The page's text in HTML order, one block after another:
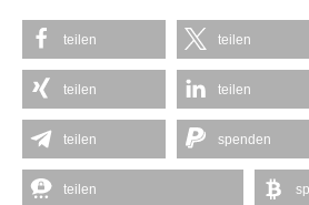
teilen teilen
teilen teilen
teilen spenden
teilen